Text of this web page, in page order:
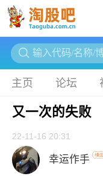
主页 论坛
又一次的失败
22-11-16 20:31
幸运作手